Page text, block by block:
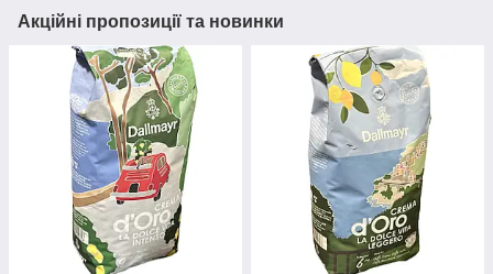
Акційні пропозиції та новинки